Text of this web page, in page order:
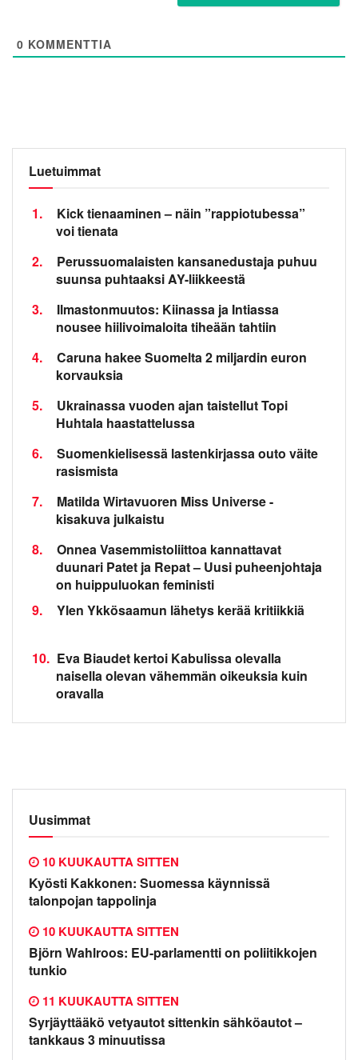
0 KOMMENTTIA
Luetuimmat
1.
Kick tienaaminen – näin ”rappiotubessa”
voi tienata
2.
Perussuomalaisten kansanedustaja puhuu
suunsa puhtaaksi AY-liikkeestä
3.
Ilmastonmuutos: Kiinassa ja Intiassa
nousee hiilivoimaloita tiheään tahtiin
4.
Caruna hakee Suomelta 2 miljardin euron
korvauksia
5.
Ukrainassa vuoden ajan taistellut Topi
Huhtala haastattelussa
6.
Suomenkielisessä lastenkirjassa outo väite
rasismista
7.
Matilda Wirtavuoren Miss Universe -
kisakuva julkaistu
8.
Onnea Vasemmistoliittoa kannattavat
duunari Patet ja Repat – Uusi puheenjohtaja
on huippuluokan feministi
9.
Ylen Ykkösaamun lähetys kerää kritiikkiä
10. Eva Biaudet kertoi Kabulissa olevalla
naisella olevan vähemmän oikeuksia kuin
oravalla
Uusimmat
Kyösti Kakkonen: Suomessa käynnissä
talonpojan tappolinja
10 KUUKAUTTA SITTEN
Björn Wahlroos: EU-parlamentti on poliitikkojen
tunkio
10 KUUKAUTTA SITTEN
Syrjäyttääkö vetyautot sittenkin sähköautot –
tankkaus 3 minuutissa
11 KUUKAUTTA SITTEN